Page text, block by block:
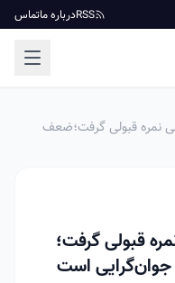
RSSدرباره ماتماس
نمره قبولی گرفت؛ضعف
قبولی گرفت؛
است